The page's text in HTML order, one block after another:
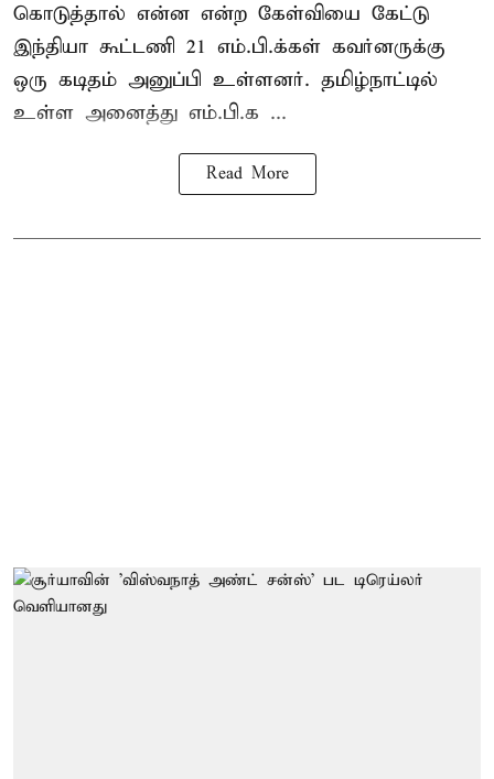
கொடுத்தால் என்ன என்ற கேள்வியை கேட்டு
இந்தியா கூட்டணி 21 எம்.பி.க்கள் கவர்னருக்கு
ஒரு கடிதம் அனுப்பி உள்ளனர். தமிழ்நாட்டில்
உள்ள அனைத்து எம்.பி.க ...
Read More